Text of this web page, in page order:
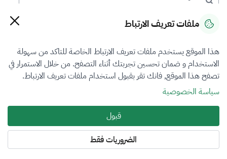
رقم الترخيص
التصنيف
VFR1
فرع التقييم
ملفات تعريف الارتباط
هذا الموقع يستخدم ملفات تعريف الارتباط الخاصة للتاكد من سهولة
الاستخدام و ضمان تحسين تجربتك أثناء التصفح. من خلال الاستمرار في
تصفح هذا الموقع, فانك تقر بقبول استخدام ملفات تعريف الارتباط.
سياسة الخصوصية
قبول
الضروريات فقط